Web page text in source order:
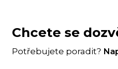
Chcete se
Potřebujete poradit?